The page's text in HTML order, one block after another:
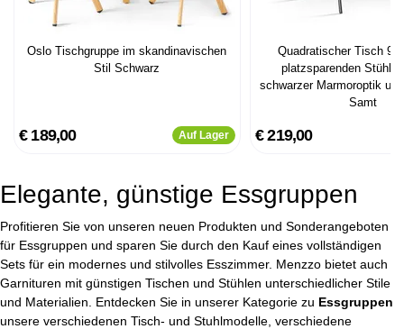
Oslo Tischgruppe im skandinavischen
Stil Schwarz
€ 189,00 Auf Lager
Quadratischer Tisch 90
platzsparenden
schwarzer Marmoroptik
Samt
€ 219,00
Elegante, günstige Essgruppen
Profitieren Sie von unseren neuen Produkten und Sonderangeboten
für Essgruppen und sparen Sie durch den Kauf eines vollständigen
Sets für ein modernes und stilvolles Esszimmer. Menzzo bietet auch
Garnituren mit günstigen Tischen und Stühlen unterschiedlicher Stile
und Materialien. Entdecken Sie in unserer Kategorie zu Essgruppen
unsere verschiedenen Tisch- und Stuhlmodelle, verschiedene